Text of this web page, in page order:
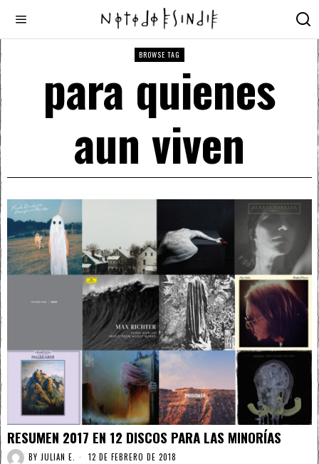
BROWSE TAG
para quienes
aun viven
RESUMEN 2017 EN 12 DISCOS PARA LAS MINORÍAS
BY JULIAN E.
12 DE FEBRERO DE 2018